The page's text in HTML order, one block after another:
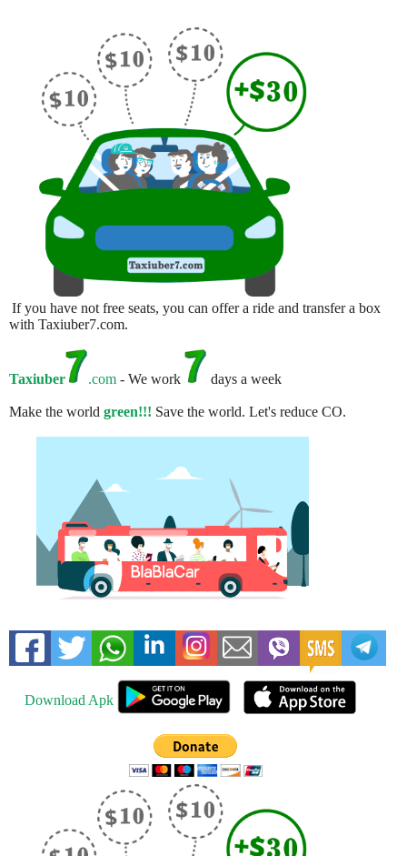
If you have not free seats, you can offer a ride and transfer a box
with Taxiuber7.com.
Taxiuber .com - We work days a week
Make the world green!!! Save the world. Let's reduce CO.
Download Apk